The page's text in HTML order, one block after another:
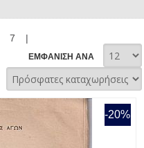
7 |
ΕΜΦΑΝΙΣΗ ΑΝΑ
-20%